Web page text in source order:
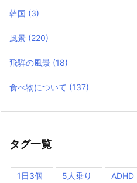
韓国 (3)
風景 (220)
飛騨の風景 (18)
食べ物について (137)
タグ一覧
1日3個 5人乗り ADHD